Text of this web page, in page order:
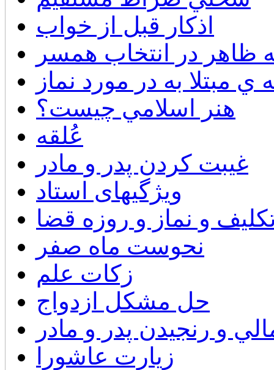
اذكار قبل از خواب
ظاهر در انتخاب همسر
ي مبتلا به در مورد نماز
هنر اسلامي چيست؟
عُلقه
غیبت کردن پدر و مادر
ویژگیهای استاد
و نماز و روزه قضا
نحوست ماه صفر
زکات علم
حل مشکل ازدواج
و رنجيدن پدر و مادر
زيارت عاشورا